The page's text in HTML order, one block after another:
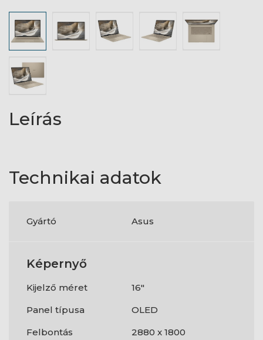
Leírás
Technikai adatok
Gyártó Asus
Képernyő
Kijelző méret
16"
Panel típusa
OLED
Felbontás
2880 x 1800